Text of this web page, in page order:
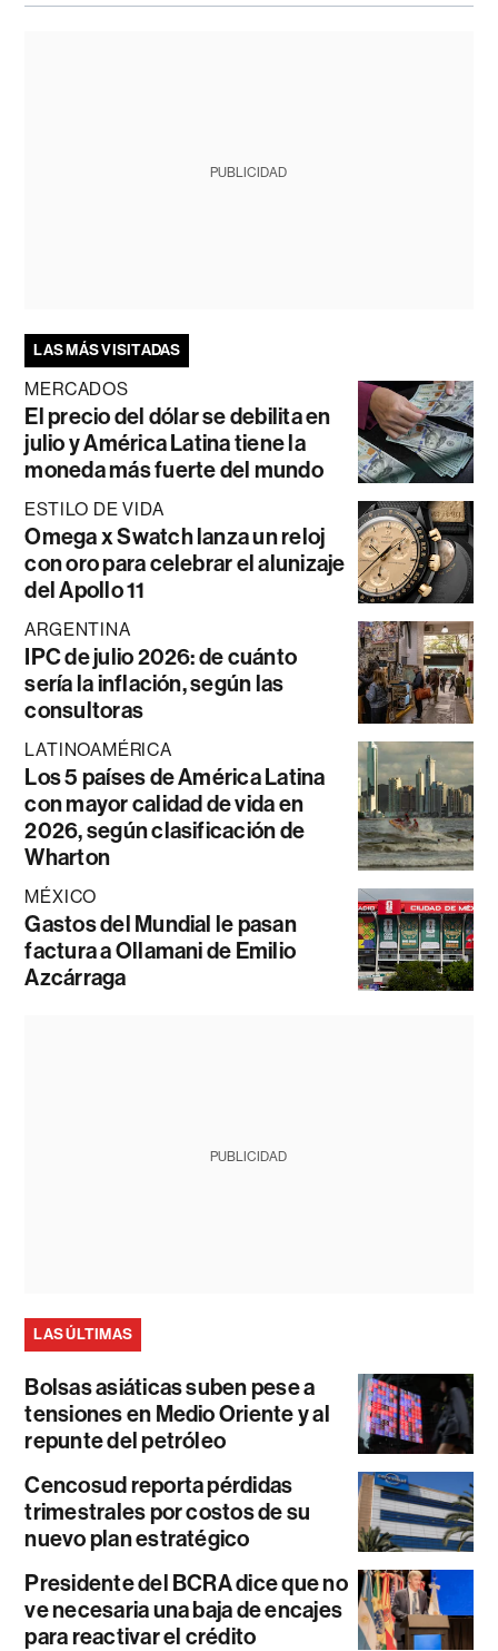
PUBLICIDAD
LAS MÁS VISITADAS
MERCADOS
El precio del dólar se debilita en
julio y América Latina tiene la
moneda más fuerte del mundo
ESTILO DE VIDA
Omega x Swatch lanza un reloj
con oro para celebrar el alunizaje
del Apollo 11
ARGENTINA
IPC de julio 2026: de cuánto
sería la inflación, según las
consultoras
LATINOAMÉRICA
Los 5 países de América Latina
con mayor calidad de vida en
2026, según clasificación de
Wharton
MÉXICO
Gastos del Mundial le pasan
factura a Ollamani de Emilio
Azcárraga
PUBLICIDAD
LAS ÚLTIMAS
Bolsas asiáticas suben pese a
tensiones en Medio Oriente y al
repunte del petróleo
Cencosud reporta pérdidas
trimestrales por costos de su
nuevo plan estratégico
Presidente del BCRA dice que no
ve necesaria una baja de encajes
para reactivar el crédito